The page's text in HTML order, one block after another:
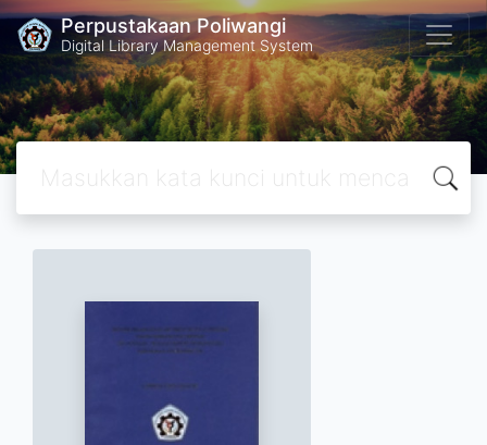
Perpustakaan Poliwangi
Digital Library Management System